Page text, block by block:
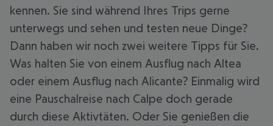
kennen. Sie sind während Ihres Trips gerne
unterwegs und sehen und testen neue Dinge?
Dann haben wir noch zwei weitere Tipps für Sie.
Was halten Sie von einem Ausflug nach Altea
oder einem Ausflug nach Alicante? Einmalig wird
eine Pauschalreise nach Calpe doch gerade
durch diese Aktivtäten. Oder Sie genießen die